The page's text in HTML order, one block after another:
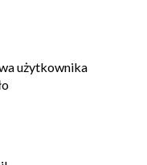
użytkownika